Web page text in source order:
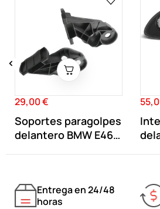
Precio
29,00 €
Soportes paragolpes
delantero BMW E46
Entrega en 24/48
horas